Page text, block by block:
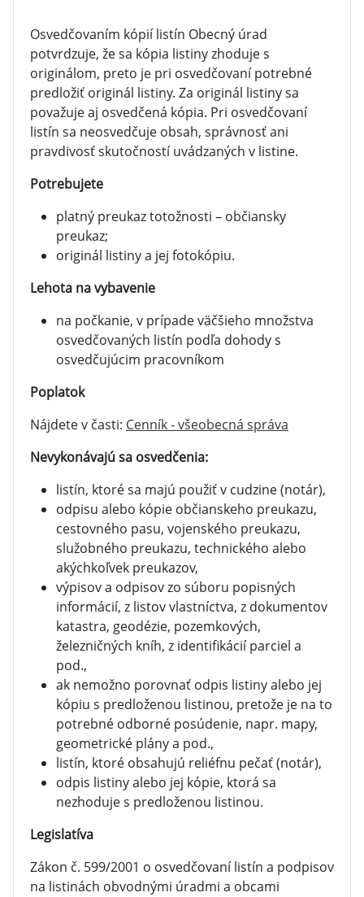
Osvedčovaním kópií listín Obecný úrad
potvrdzuje, že sa kópia listiny zhoduje s
originálom, preto je pri osvedčovaní potrebné
predložiť originál listiny. Za originál listiny sa
považuje aj osvedčená kópia. Pri osvedčovaní
listín sa neosvedčuje obsah, správnosť ani
pravdivosť skutočností uvádzaných v listine.
Potrebujete
platný preukaz totožnosti – občiansky
preukaz;
originál listiny a jej fotokópiu.
Lehota na vybavenie
na počkanie, v prípade väčšieho množstva
osvedčovaných listín podľa dohody s
osvedčujúcim pracovníkom
Poplatok
Nájdete v časti: Cenník - všeobecná správa
Nevykonávajú sa osvedčenia:
listín, ktoré sa majú použiť v cudzine (notár),
odpisu alebo kópie občianskeho preukazu,
cestovného pasu, vojenského preukazu,
služobného preukazu, technického alebo
akýchkoľvek preukazov,
výpisov a odpisov zo súboru popisných
informácií, z listov vlastníctva, z dokumentov
katastra, geodézie, pozemkových,
železničných kníh, z identifikácií parciel a
pod.,
ak nemožno porovnať odpis listiny alebo jej
kópiu s predloženou listinou, pretože je na to
potrebné odborné posúdenie, napr. mapy,
geometrické plány a pod.,
listín, ktoré obsahujú reliéfnu pečať (notár),
odpis listiny alebo jej kópie, ktorá sa
nezhoduje s predloženou listinou.
Legislatíva
Zákon č. 599/2001 o osvedčovaní listín a podpisov
na listinách obvodnými úradmi a obcami